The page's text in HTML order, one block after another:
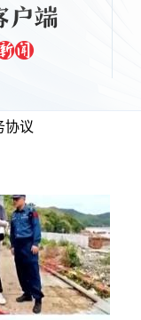
协议